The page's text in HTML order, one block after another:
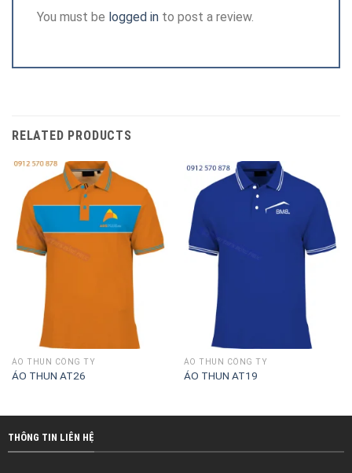
You must be logged in to post a review.
RELATED PRODUCTS
ÁO THUN CÔNG TY
ÁO THUN AT26
ÁO THUN CÔNG TY
ÁO THUN AT19
THÔNG TIN LIÊN HỆ